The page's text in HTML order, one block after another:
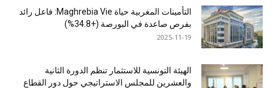
التأمينات المغربية حياة Maghrebia Vie: فاعل رائد
بفرص صاعدة في البورصة (+34.8%)
2025-11-19
الهيئة التونسية للاستثمار تنظم الدورة الثانية
والعشرين للمجلس الاستراتيجي حول دور القطاع